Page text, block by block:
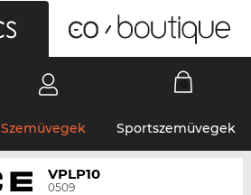
Szemüvegek Sportszemüvegek
VPLP10
0509